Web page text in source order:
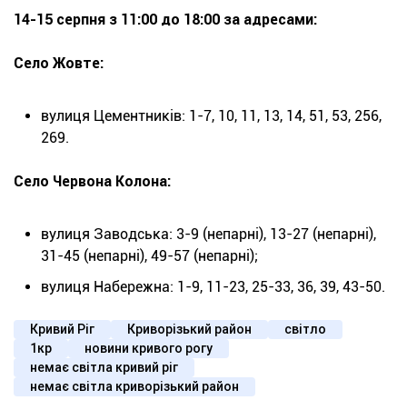
14-15 серпня з 11:00 до 18:00 за адресами:
Село Жовте:
вулиця Цементників: 1-7, 10, 11, 13, 14, 51, 53, 256,
269.
Село Червона Колона:
вулиця Заводська: 3-9 (непарні), 13-27 (непарні),
31-45 (непарні), 49-57 (непарні);
вулиця Набережна: 1-9, 11-23, 25-33, 36, 39, 43-50.
Кривий Ріг Криворізький район
світло
1кр
новини кривого рогу
немає світла кривий ріг
немає світла криворізький район